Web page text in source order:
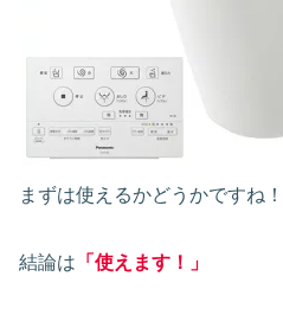
まずは使えるかどうかですね！
結論は 「使えます！」